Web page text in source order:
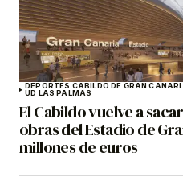
DEPORTES CABILDO DE GRAN
UD LAS PALMAS
El Cabildo vuelve a
obras del Estadio de
millones de euros